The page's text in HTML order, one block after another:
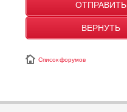
Список форумов